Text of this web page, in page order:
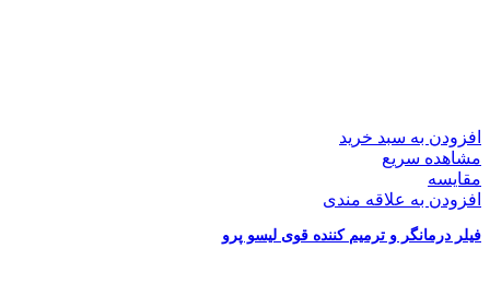
افزودن به سبد خرید
مشاهده سریع
مقایسه
افزودن به علاقه مندی
فیلر درمانگر و ترمیم کننده قوی لیسو پرو